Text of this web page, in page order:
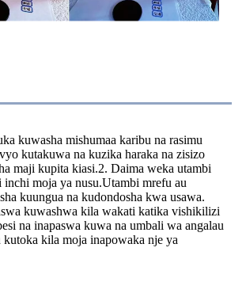
kuwasha mishumaa karibu na rasimu
kutakuwa na kuzika haraka na zisizo
maji kupita kiasi.2. Daima weka utambi
moja ya nusu.Utambi mrefu au
kuungua na kudondosha kwa usawa.
kuwashwa kila wakati katika vishikilizi
na inapaswa kuwa na umbali wa angalau
kila moja inapowaka nje ya